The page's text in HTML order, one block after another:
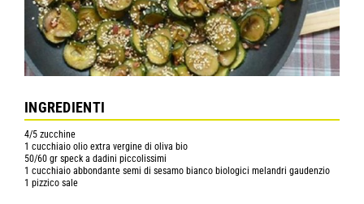
INGREDIENTI
4/5 zucchine
1 cucchiaio olio extra vergine di oliva bio
50/60 gr speck a dadini piccolissimi
1 cucchiaio abbondante semi di sesamo bianco biologici melandri gaudenzio
1 pizzico sale